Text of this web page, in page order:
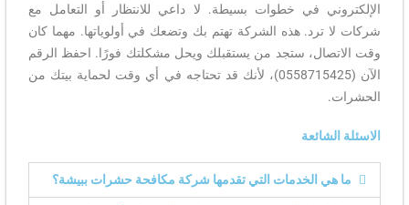
الإلكتروني في خطوات بسيطة. لا داعي للانتظار أو التعامل مع
شركات لا ترد. هذه الشركة تهتم بك وتضعك في أولوياتها. مهما كان
وقت الاتصال، ستجد من يستقبلك ويحل مشكلتك فورًا. احفظ الرقم
الآن (0558715425)، لأنك قد تحتاجه في أي وقت لحماية بيتك من
الحشرات.
الاسئلة الشائعة
ما هي الخدمات التي تقدمها شركة مكافحة حشرات ببيشة؟